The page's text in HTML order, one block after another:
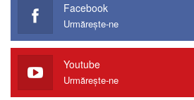
Facebook
Urmărește-ne
Youtube
Urmărește-ne